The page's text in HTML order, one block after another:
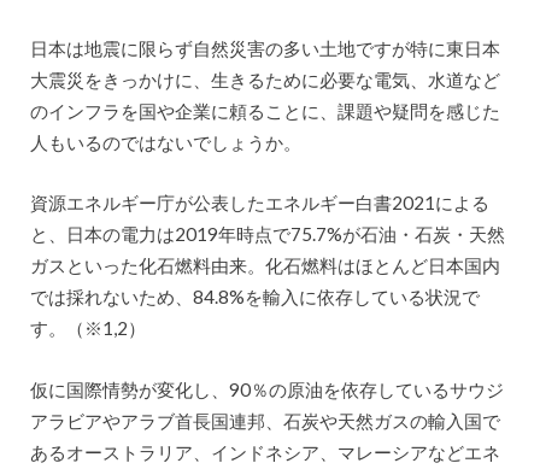
日本は地震に限らず自然災害の多い土地ですが特に東日本
大震災をきっかけに、生きるために必要な電気、水道など
のインフラを国や企業に頼ることに、課題や疑問を感じた
人もいるのではないでしょうか。
資源エネルギー庁が公表したエネルギー白書2021による
と、日本の電力は2019年時点で75.7%が石油・石炭・天然
ガスといった化石燃料由来。化石燃料はほとんど日本国内
では採れないため、84.8%を輸入に依存している状況で
す。（※1,2）
仮に国際情勢が変化し、90％の原油を依存しているサウジ
アラビアやアラブ首長国連邦、石炭や天然ガスの輸入国で
あるオーストラリア、インドネシア、マレーシアなどエネ